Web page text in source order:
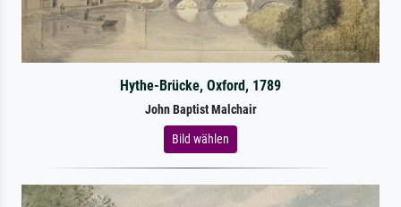
Hythe-Brücke, Oxford, 1789
John Baptist Malchair
Bild wählen